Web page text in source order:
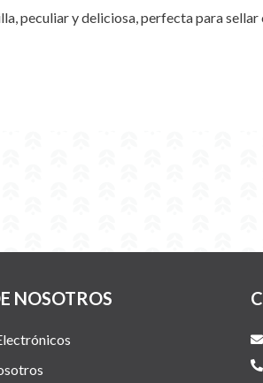
peculiar y deliciosa, perfecta para
NOSOTROS